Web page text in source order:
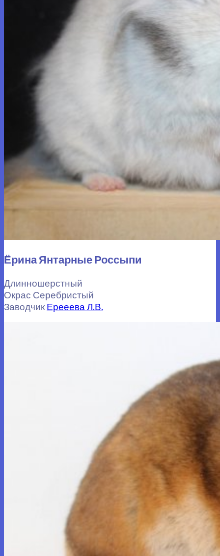
Ёрина Янтарные Россыпи
Длинношерстный
Окрас Серебристый
Заводчик Ерееева Л.В.